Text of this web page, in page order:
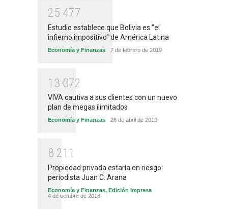
25 477
Estudio establece que Bolivia es "el
infierno impositivo" de América Latina
Economía y Finanzas 7 de febrero de 2019
1 3 072
VIVA cautiva a sus clientes con un nuevo
plan de megas ilimitados
Economía y Finanzas 26 de abril de 2019
8 21 1
Propiedad privada estaría en riesgo:
periodista Juan C. Arana
Economía y Finanzas, Edición Impresa
4 de octubre de 2018